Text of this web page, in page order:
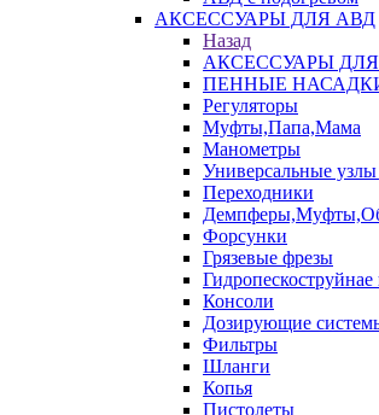
АКСЕССУАРЫ ДЛЯ АВД
Назад
АКСЕССУАРЫ
ПЕННЫЕ
Регуляторы
Муфты,Папа,Мама
Манометры
Универсальные
Переходники
Форсунки
Грязевые фрезы
Гидропескоструйнае
Консоли
Дозирующие
Фильтры
Шланги
Копья
Пистолеты